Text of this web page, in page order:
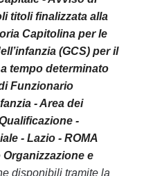
titoli finalizzata alla
Capitolina per le
(GCS) per il
tempo determinato
Funzionario
- Area dei
-
- Lazio - ROMA
e
disponibili tramite la